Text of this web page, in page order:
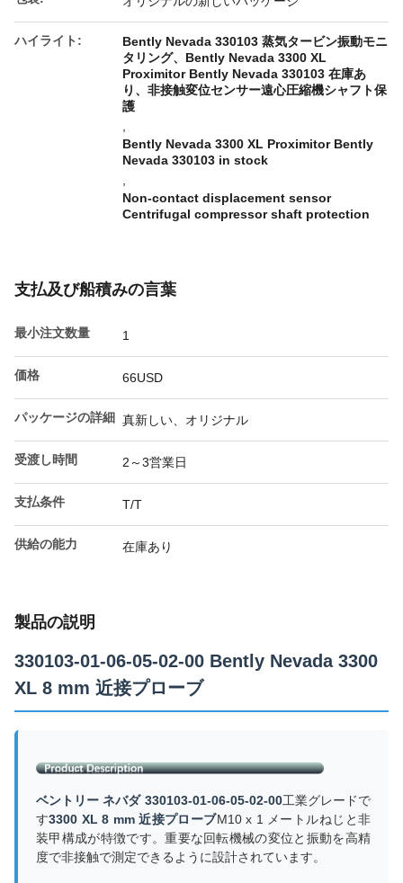
ハイライト:
Bently Nevada 330103 蒸気タービン振動モニ
タリング、Bently Nevada 3300 XL
Proximitor Bently Nevada 330103 在庫あ
り、非接触変位センサー遠心圧縮機シャフト保
護
Bently Nevada 3300 XL Proximitor Bently
Nevada 330103 in stock
Non-contact displacement sensor
Centrifugal compressor shaft protection
支払及び船積みの言葉
最小注文数量 1
価格 66USD
パッケージの詳細 真新しい、オリジナル
受渡し時間 2～3営業日
支払条件 T/T
供給の能力 在庫あり
製品の説明
330103-01-06-05-02-00 Bently Nevada 3300
XL 8 mm 近接プローブ
ベントリー ネバダ 330103-01-06-05-02-00工業グレードで
す3300 XL 8 mm 近接プローブM10 x 1 メートルねじと非
装甲構成が特徴です。重要な回転機械の変位と振動を高精
度で非接触で測定できるように設計されています。